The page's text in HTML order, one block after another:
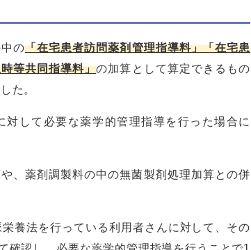
の「在宅患者訪問薬剤管理指導料」「在宅患
等共同指導料」の加算として算定できるもの
た。
して必要な薬学的管理指導を行った場合に
、薬剤調製料の中の無菌製剤処理加算との併
養法を行っている利用者さんに対して、その